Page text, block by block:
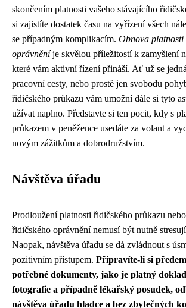
skončením platnosti vašeho stávajícího
si zajistíte dostatek času na vyřízení všech
se případným komplikacím. Obnova platnosti
oprávněníje skvělou příležitostí k zamyšlení
které vám aktivní řízení přináší. Ať už se
pracovní cesty, nebo prostě jen svobodu
řidičského průkazu vám umožní dále si tyto
užívat naplno. Představte si ten pocit, kdy s
průkazem v peněžence usedáte za volant a
novým zážitkům a dobrodružstvím.
Návštěva úřadu
Prodloužení platnosti řidičského průkazu
řidičského oprávnění nemusí být nutně
Naopak, návštěva úřadu se dá zvládnout s
pozitivním přístupem. Připravíte-li si
potřebné dokumenty, jako je platný
fotografie a případně lékařský posudek,
návštěva úřadu hladce a bez zbytečných